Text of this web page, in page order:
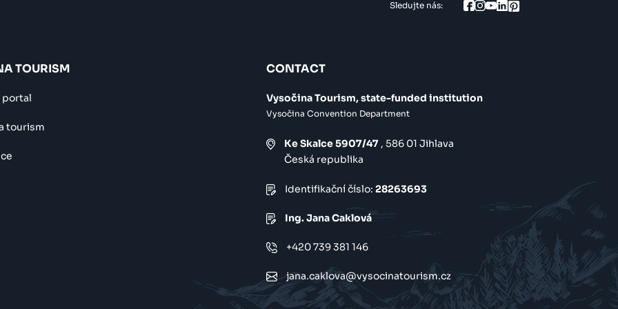
Sledujte nás:
TOURISM
portal
tourism
CONTACT
Vysočina Tourism, state-funded institution
Vysočina Convention Department
Ke Skalce 5907/47 , 586 01 Jihlava
Česká republika
Identifikační číslo: 28263693
Ing. Jana Caklová
+420 739 381 146
jana.caklova@vysocinatourism.cz